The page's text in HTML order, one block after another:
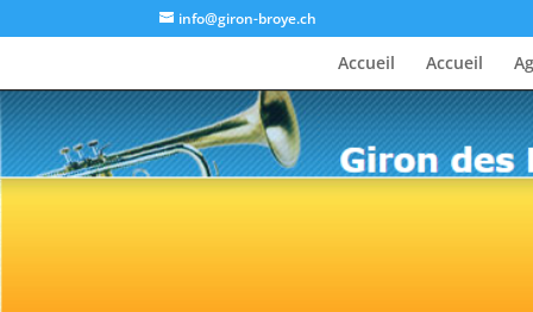
info@giron-broye.ch
Accueil Accueil